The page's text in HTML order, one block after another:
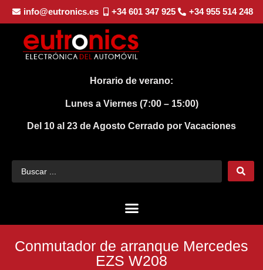
info@eutronics.es +34 601 347 925 +34 955 514 248
Horario de verano:
Lunes a Viernes (7:00 – 15:00)
Del 10 al 23 de Agosto Cerrado por Vacaciones
Conmutador de arranque Mercedes
EZS W208